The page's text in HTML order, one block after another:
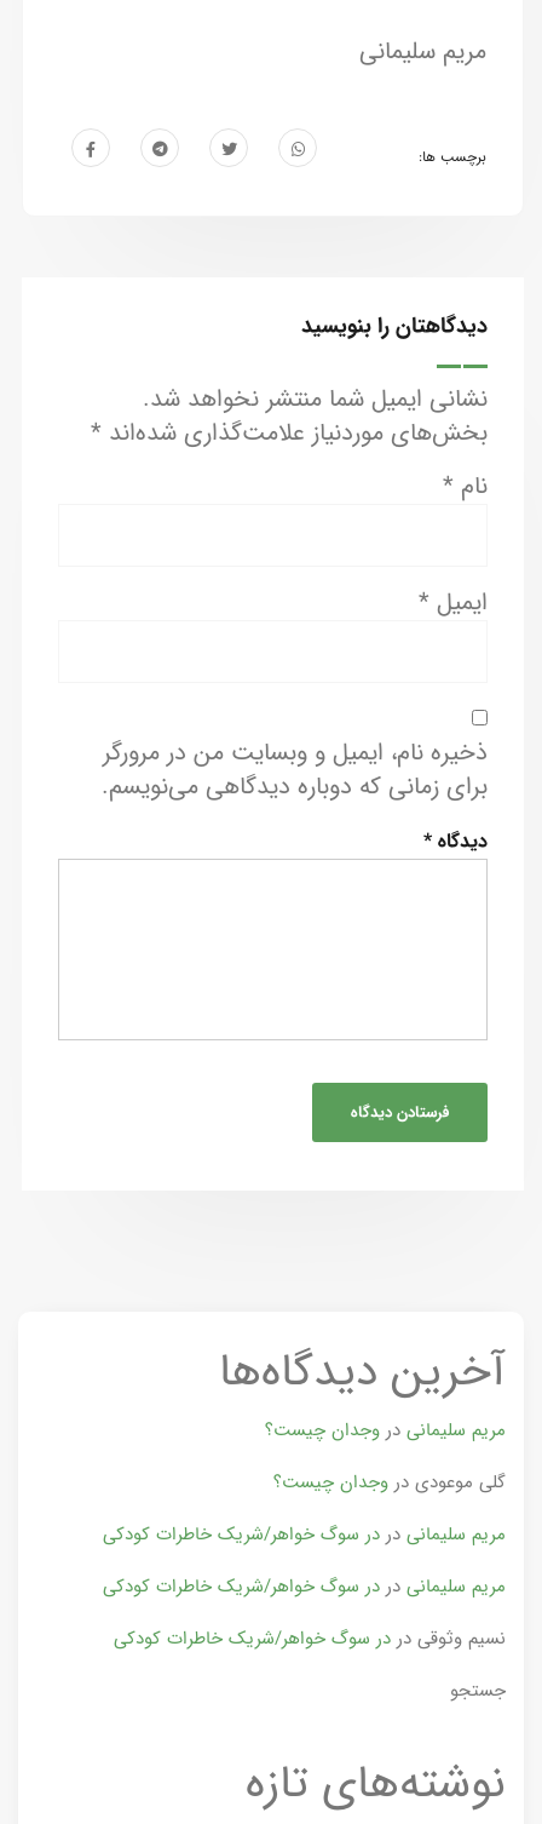
مریم سلیمانی
برچسب ها:
دیدگاهتان را بنویسید
نشانی ایمیل شما منتشر نخواهد شد.
بخش‌های موردنیاز علامت‌گذاری شده‌اند *
نام *
ایمیل *
ذخیره نام، ایمیل و وبسایت من در مرورگر
برای زمانی که دوباره دیدگاهی می‌نویسم.
دیدگاه*
آخرین دیدگاه‌ها
مریم سلیمانی در وجدان چیست؟
گلی موعودی در وجدان چیست؟
مریم سلیمانی در در سوگ خواهر/شریک خاطرات کودکی
مریم سلیمانی در در سوگ خواهر/شریک خاطرات کودکی
نسیم وثوقی در در سوگ خواهر/شریک خاطرات کودکی
جستجو
نوشته‌های تازه